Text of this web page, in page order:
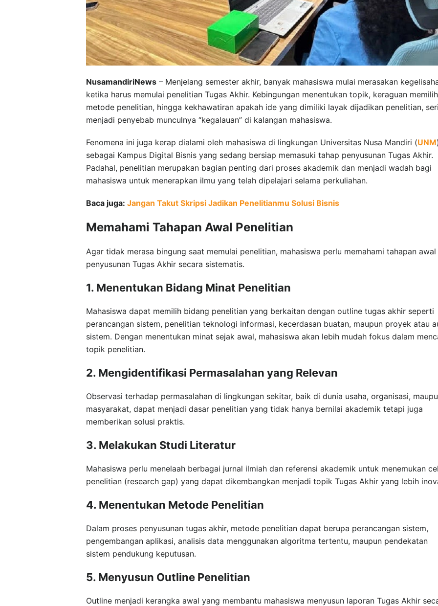
NusamandiriNews – Menjelang semester akhir, banyak mahasiswa mulai merasakan
ketika harus memulai penelitian Tugas Akhir. Kebingungan menentukan topik, keraguan memilih
metode penelitian, hingga kekhawatiran apakah ide yang dimiliki layak dijadikan penelitian,
menjadi penyebab munculnya “kegalauan” di kalangan mahasiswa.
Fenomena ini juga kerap dialami oleh mahasiswa di lingkungan Universitas Nusa Mandiri (UNM
sebagai Kampus Digital Bisnis yang sedang bersiap memasuki tahap penyusunan Tugas Akhir.
Padahal, penelitian merupakan bagian penting dari proses akademik dan menjadi wadah bagi
mahasiswa untuk menerapkan ilmu yang telah dipelajari selama perkuliahan.
Baca juga: Jangan Takut Skripsi Jadikan Penelitianmu Solusi Bisnis
Memahami Tahapan Awal Penelitian
Agar tidak merasa bingung saat memulai penelitian, mahasiswa perlu memahami tahapan awal
penyusunan Tugas Akhir secara sistematis.
1. Menentukan Bidang Minat Penelitian
Mahasiswa dapat memilih bidang penelitian yang berkaitan dengan outline tugas akhir seperti
perancangan sistem, penelitian teknologi informasi, kecerdasan buatan, maupun proyek atau
sistem. Dengan menentukan minat sejak awal, mahasiswa akan lebih mudah fokus dalam
topik penelitian.
2. Mengidentifikasi Permasalahan yang Relevan
Observasi terhadap permasalahan di lingkungan sekitar, baik di dunia usaha, organisasi,
masyarakat, dapat menjadi dasar penelitian yang tidak hanya bernilai akademik tetapi juga
memberikan solusi praktis.
3. Melakukan Studi Literatur
Mahasiswa perlu menelaah berbagai jurnal ilmiah dan referensi akademik untuk menemukan
penelitian (research gap) yang dapat dikembangkan menjadi topik Tugas Akhir yang lebih
4. Menentukan Metode Penelitian
Dalam proses penyusunan tugas akhir, metode penelitian dapat berupa perancangan sistem,
pengembangan aplikasi, analisis data menggunakan algoritma tertentu, maupun pendekatan
sistem pendukung keputusan.
5. Menyusun Outline Penelitian
Outline menjadi kerangka awal yang membantu mahasiswa menyusun laporan Tugas Akhir